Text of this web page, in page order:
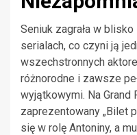
Seniuk zagrała w
serialach, co czyni ją
wszechstronnych
różnorodne i zawsze
wyjątkowymi. Na
zaprezentowany „Bilet
się w rolę Antoniny, a